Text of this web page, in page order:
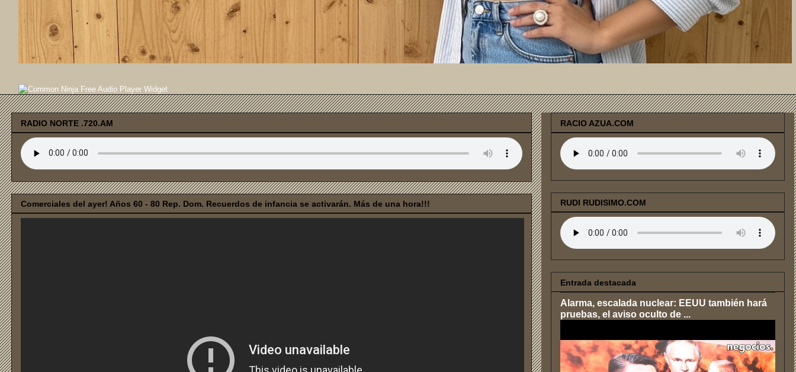
Free Audio Player Widget
RADIO NORTE .720.AM
Comerciales del ayer! Años 60 - 80 Rep. Dom. Recuerdos de infancia se activarán. Más de una hora!!!
RACIO AZUA.COM
RUDI RUDISIMO.COM
Entrada destacada
Alarma, escalada nuclear: EEUU también hará
pruebas, el aviso oculto de ...